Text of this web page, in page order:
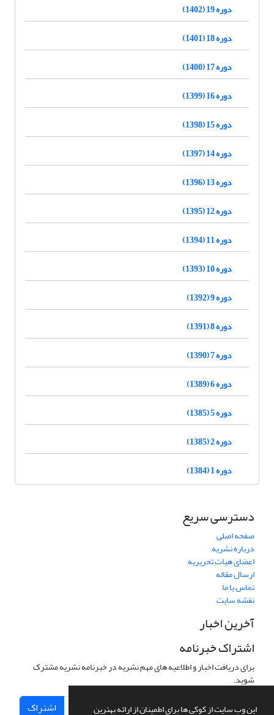
این وب سایت از کوکی ها برای اطمینان از ارائه بهترین
دوره 19 (1402)
دوره 18 (1401)
دوره 17 (1400)
دوره 16 (1399)
دوره 15 (1398)
دوره 14 (1397)
دوره 13 (1396)
دوره 12 (1395)
دوره 11 (1394)
دوره 10 (1393)
دوره 9 (1392)
دوره 8 (1391)
دوره 7 (1390)
دوره 6 (1389)
دوره 5 (1385)
دوره 2 (1385)
دوره 1 (1384)
دسترسی سریع
صفحه اصلی
درباره نشریه
اعضای هیات تحریریه
ارسال مقاله
تماس با ما
نقشه سایت
آخرین اخبار
اشتراک خبرنامه
برای دریافت اخبار و اطلاعیه های مهم نشریه در خبرنامه نشریه مشترک
شوید.
اشتراک